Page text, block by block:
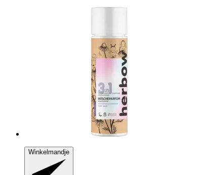
Winkelmandje